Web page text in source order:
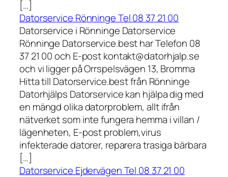
[…]
Datorservice Rönninge Tel 08 37 21 00
Datorservice i Rönninge Datorservice
Rönninge Datorservice.best har Telefon 08
37 21 00 och E-post kontakt@datorhjalp.se
och vi ligger på Orrspelsvägen 13, Bromma
Hitta till Datorservice.best från Rönninge
Datorhjälps Datorservice kan hjälpa dig med
en mängd olika datorproblem, allt ifrån
nätverket som inte fungera hemma i villan /
lägenheten, E-post problem,virus
infekterade datorer, reparera trasiga bärbara
[…]
Datorservice Ejdervägen Tel 08 37 21 00